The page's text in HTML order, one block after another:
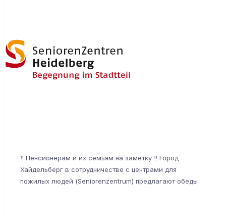
‼️ Пенсионерам и их семьям на заметку ‼️ Город
Хайдельберг в сотрудничестве с центрами для
пожилых людей (Seniorenzentrum) предлагают обеды